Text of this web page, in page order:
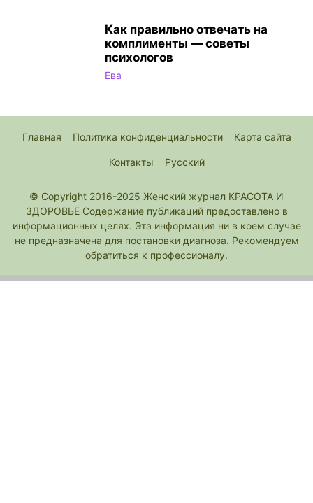
Как правильно отвечать на
комплименты — советы
психологов
Ева
Главная Политика конфиденциальности Карта сайта
Контакты Русский
© Copyright 2016-2025 Женский журнал КРАСОТА И
ЗДОРОВЬЕ Содержание публикаций предоставлено в
информационных целях. Эта информация ни в коем случае
не предназначена для постановки диагноза. Рекомендуем
обратиться к профессионалу.